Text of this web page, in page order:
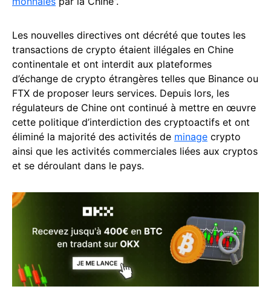
Les nouvelles directives ont décrété que toutes les
transactions de crypto étaient illégales en Chine
continentale et ont interdit aux plateformes
d’échange de crypto étrangères telles que Binance ou
FTX de proposer leurs services. Depuis lors, les
régulateurs de Chine ont continué à mettre en œuvre
cette politique d’interdiction des cryptoactifs et ont
éliminé la majorité des activités de minage crypto
ainsi que les activités commerciales liées aux cryptos
et se déroulant dans le pays.